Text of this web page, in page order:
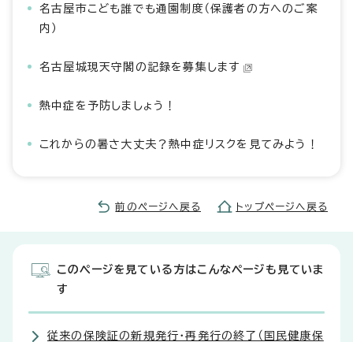
名古屋市こども誰でも通園制度（保護者の方へのご案
内）
名古屋城現天守閣の記録を募集します
熱中症を予防しましょう！
これからの暑さ大丈夫？熱中症リスクを見てみよう！
前のページへ戻る トップページへ戻る
このページを見ている方はこんなページも見ていま
す
従来の保険証の新規発行・再発行の終了（国民健康保